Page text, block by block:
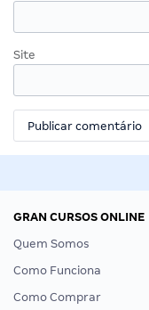
Site
GRAN CURSOS ONLINE
Quem Somos
Como Funciona
Como Comprar